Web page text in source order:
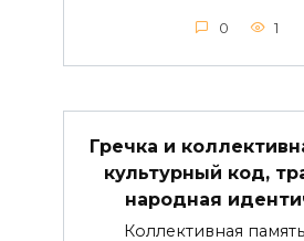
0 1
Гречка и
культурный код,
народная
Коллективная